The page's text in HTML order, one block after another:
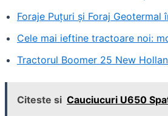
Foraje Puțuri și Foraj Geotermal
Cele mai ieftine tractoare noi:
Tractorul Boomer 25 New
Citeste si Cauciucuri U650